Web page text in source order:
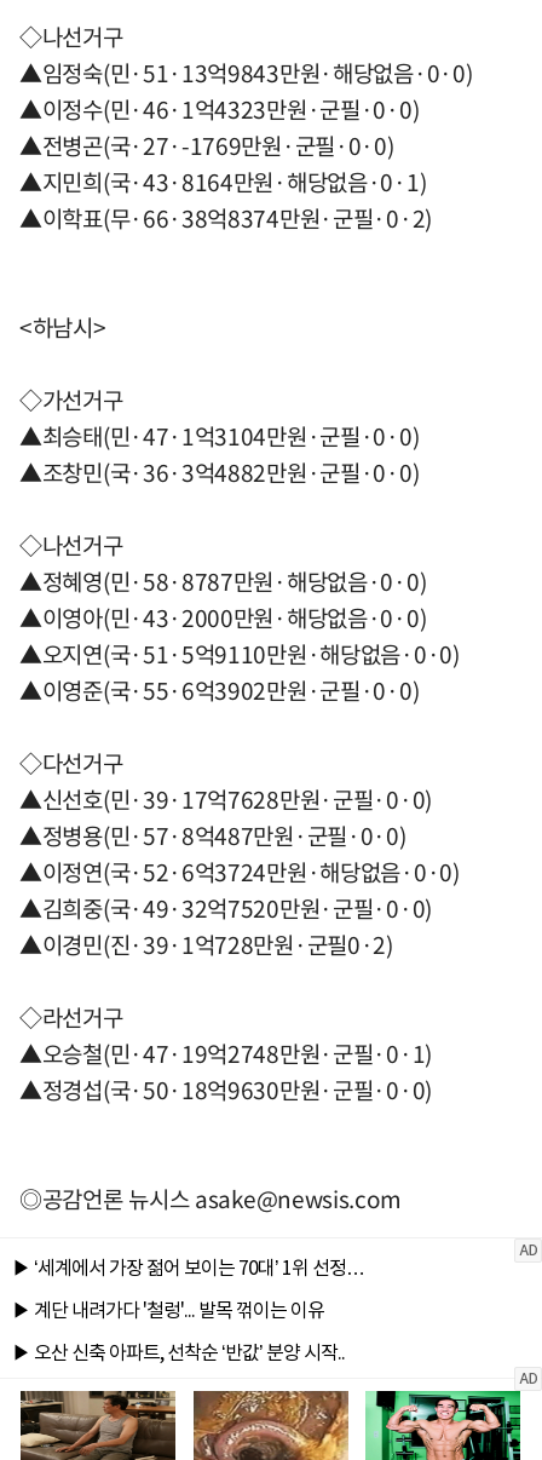
◇나선거구
▲임정숙(민·51·13억9843만원·해당없음·0·0)
▲이정수(민·46·1억4323만원·군필·0·0)
▲전병곤(국·27·-1769만원·군필·0·0)
▲지민희(국·43·8164만원·해당없음·0·1)
▲이학표(무·66·38억8374만원·군필·0·2)
<하남시>
◇가선거구
▲최승태(민·47·1억3104만원·군필·0·0)
▲조창민(국·36·3억4882만원·군필·0·0)
◇나선거구
▲정혜영(민·58·8787만원·해당없음·0·0)
▲이영아(민·43·2000만원·해당없음·0·0)
▲오지연(국·51·5억9110만원·해당없음·0·0)
▲이영준(국·55·6억3902만원·군필·0·0)
◇다선거구
▲신선호(민·39·17억7628만원·군필·0·0)
▲정병용(민·57·8억487만원·군필·0·0)
▲이정연(국·52·6억3724만원·해당없음·0·0)
▲김희중(국·49·32억7520만원·군필·0·0)
▲이경민(진·39·1억728만원·군필0·2)
◇라선거구
▲오승철(민·47·19억2748만원·군필·0·1)
▲정경섭(국·50·18억9630만원·군필·0·0)
◎공감언론 뉴시스asake@newsis.com